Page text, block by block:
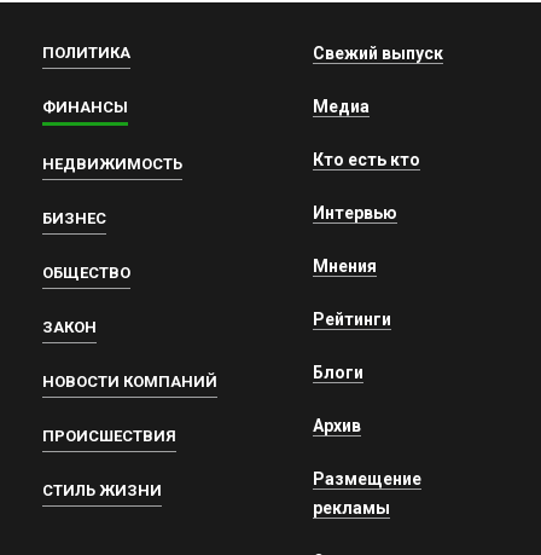
ПОЛИТИКА
ФИНАНСЫ
НЕДВИЖИМОСТЬ
БИЗНЕС
ОБЩЕСТВО
ЗАКОН
НОВОСТИ КОМПАНИЙ
ПРОИСШЕСТВИЯ
СТИЛЬ ЖИЗНИ
Свежий выпуск
Медиа
Кто есть кто
Интервью
Мнения
Рейтинги
Блоги
Архив
Размещение
рекламы